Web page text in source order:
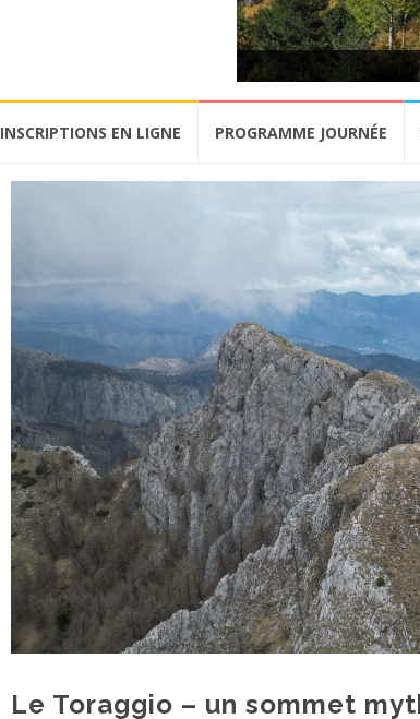
INSCRIPTIONS EN LIGNE PROGRAMME JOURNÉE
Le Toraggio – un sommet